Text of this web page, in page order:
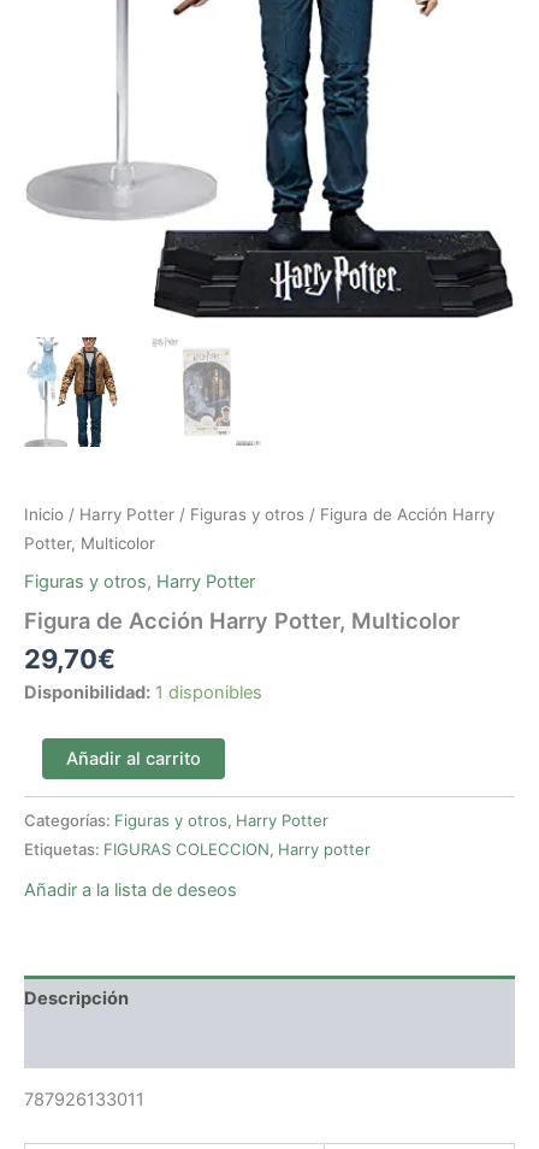
Inicio / Harry Potter / Figuras y otros / Figura de Acción Harry
Potter, Multicolor
Figuras y otros, Harry Potter
Figura de Acción Harry Potter, Multicolor
29,70€
Disponibilidad: 1 disponibles
Añadir al carrito
Categorías: Figuras y otros, Harry Potter
Etiquetas: FIGURAS COLECCION, Harry potter
Añadir a la lista de deseos
Descripción
787926133011